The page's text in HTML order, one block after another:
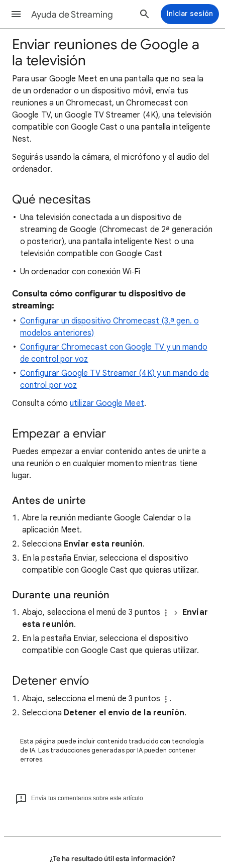
Ayuda de Streaming Iniciar sesión
Enviar reuniones de Google a
la televisión
Para usar Google Meet en una pantalla que no sea la
de un ordenador o un dispositivo móvil, envía tus
reuniones a un Chromecast, un Chromecast con
Google TV, un Google TV Streamer (4K), una televisión
compatible con Google Cast o una pantalla inteligente
Nest.
Seguirás usando la cámara, el micrófono y el audio del
ordenador.
Qué necesitas
Una televisión conectada a un dispositivo de
streaming de Google (Chromecast de 2ª generación
o posterior), una pantalla inteligente Nest o una
televisión compatible con Google Cast
Un ordenador con conexión Wi‑Fi
Consulta cómo configurar tu dispositivo de
streaming:
Configurar un dispositivo Chromecast (3.ª gen. o
modelos anteriores)
Configurar Chromecast con Google TV y un mando
de control por voz
Configurar Google TV Streamer (4K) y un mando de
control por voz
Consulta cómoutilizar Google Meet.
Empezar a enviar
Puedes empezar a enviar contenido antes de unirte a
una reunión o en cualquier momento mientras tiene
lugar.
Antes de unirte
Abre la reunión mediante Google Calendar o la
aplicación Meet.
Selecciona Enviar esta reunión.
En la pestaña Enviar, selecciona el dispositivo
compatible con Google Cast que quieras utilizar.
Durante una reunión
Abajo, selecciona el menú de 3 puntos
Enviar
esta reunión.
En la pestaña Enviar, selecciona el dispositivo
compatible con Google Cast que quieras utilizar.
Detener envío
Abajo, selecciona el menú de 3 puntos
.
Selecciona Detener el envío de la reunión.
Esta página puede incluir contenido traducido con tecnología
de IA. Las traducciones generadas por IA pueden contener
errores.
Envía tus comentarios sobre este artículo
¿Te ha resultado útil esta información?